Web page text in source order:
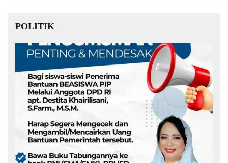
POLITIK